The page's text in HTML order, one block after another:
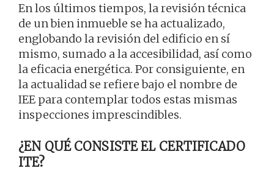
En los últimos tiempos, la revisión técnica
de un bien inmueble se ha actualizado,
englobando la revisión del edificio en sí
mismo, sumado a la accesibilidad, así como
la eficacia energética. Por consiguiente, en
la actualidad se refiere bajo el nombre de
IEE para contemplar todos estas mismas
inspecciones imprescindibles.
¿EN QUÉ CONSISTE EL CERTIFICADO
ITE?